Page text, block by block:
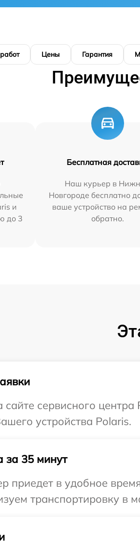
Цены Гарантия
и
до 3
Бесплатная
Наш курьер в
Новгороде бесплатно
ваше устройство на
обратно.
сайте сервисного
устройства Polaris.
за 35 минут
приедет в удобное
транспортировку в